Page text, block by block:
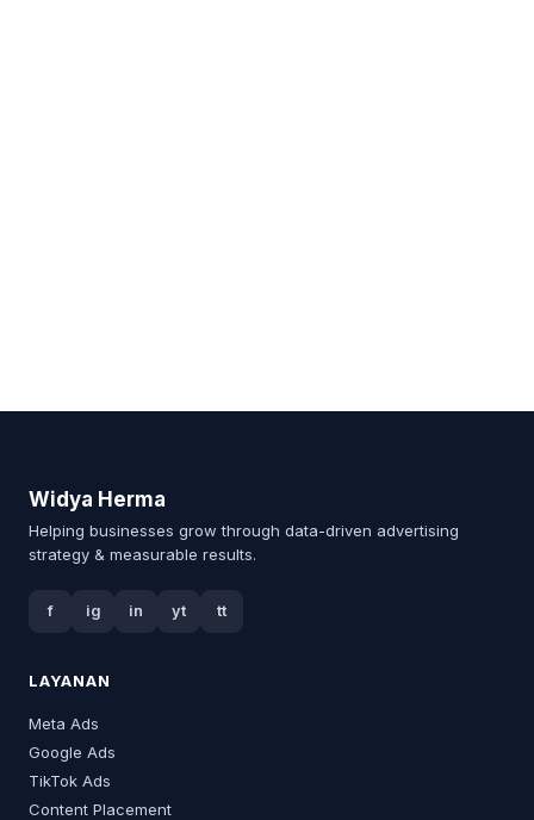
Widya Herma
Helping businesses grow through data-driven advertising
strategy & measurable results.
f ig in yt tt
LAYANAN
Meta Ads
Google Ads
TikTok Ads
Content Placement